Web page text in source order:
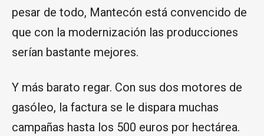
pesar de todo, Mantecón está convencido de
que con la modernización las producciones
serían bastante mejores.
Y más barato regar. Con sus dos motores de
gasóleo, la factura se le dispara muchas
campañas hasta los 500 euros por hectárea.